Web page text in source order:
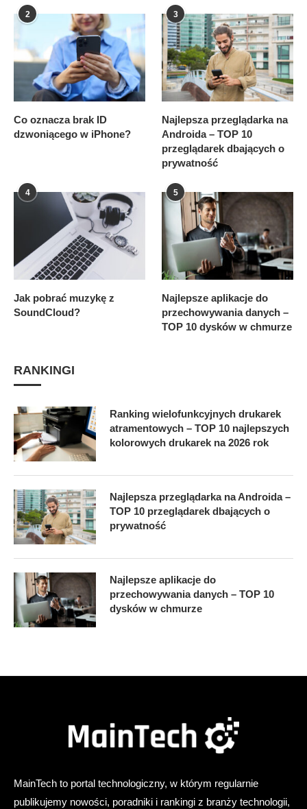
2
Co oznacza brak ID
dzwoniącego w iPhone?
3
Najlepsza przeglądarka na
Androida – TOP 10
przeglądarek dbających o
prywatność
4
Jak pobrać muzykę z
SoundCloud?
5
Najlepsze aplikacje do
przechowywania danych –
TOP 10 dysków w chmurze
RANKINGI
Ranking wielofunkcyjnych drukarek
atramentowych – TOP 10 najlepszych
kolorowych drukarek na 2026 rok
Najlepsza przeglądarka na Androida –
TOP 10 przeglądarek dbających o
prywatność
Najlepsze aplikacje do
przechowywania danych – TOP 10
dysków w chmurze
MainTech to portal technologiczny, w którym regularnie
publikujemy nowości, poradniki i rankingi z branży technologii,